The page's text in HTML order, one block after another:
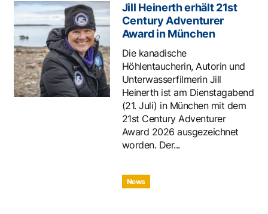
Jill Heinerth erhält 21st
Century Adventurer
Award in München
Die kanadische
Höhlentaucherin, Autorin und
Unterwasserfilmerin Jill
Heinerth ist am Dienstagabend
(21. Juli) in München mit dem
21st Century Adventurer
Award 2026 ausgezeichnet
worden. Der...
News